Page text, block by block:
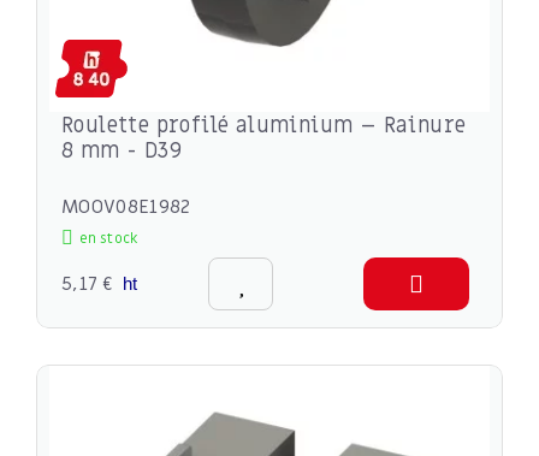
Roulette profilé aluminium – Rainure
8 mm - D39
MOOV08E1982
en stock
5,17 € ht